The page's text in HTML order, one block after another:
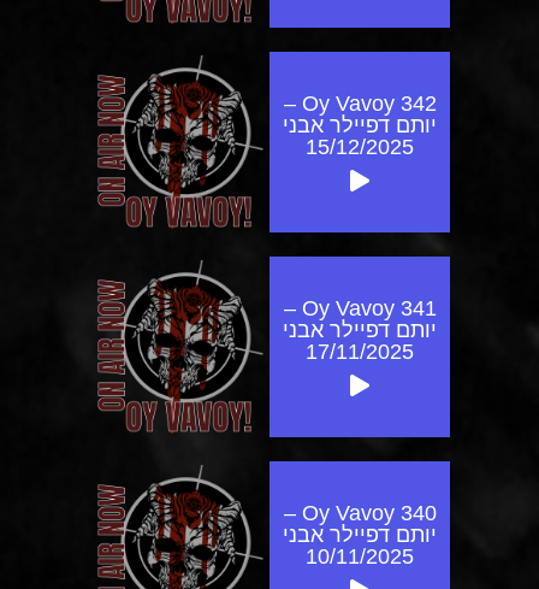
Oy Vavoy 342 –
יותם דפיילר אבני
15/12/2025
Oy Vavoy 341 –
יותם דפיילר אבני
17/11/2025
Oy Vavoy 340 –
יותם דפיילר אבני
10/11/2025